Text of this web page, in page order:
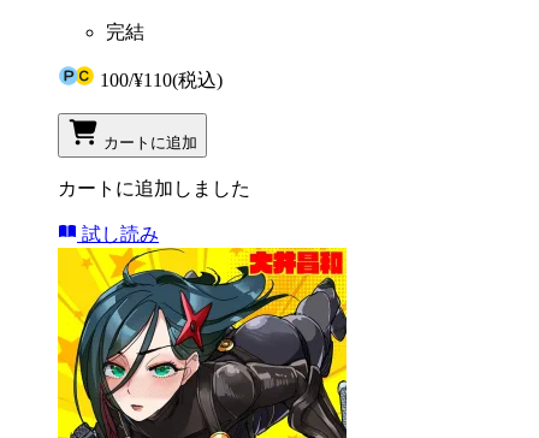
完結
100/¥110(税込)
カートに追加
カートに追加しました
試し読み